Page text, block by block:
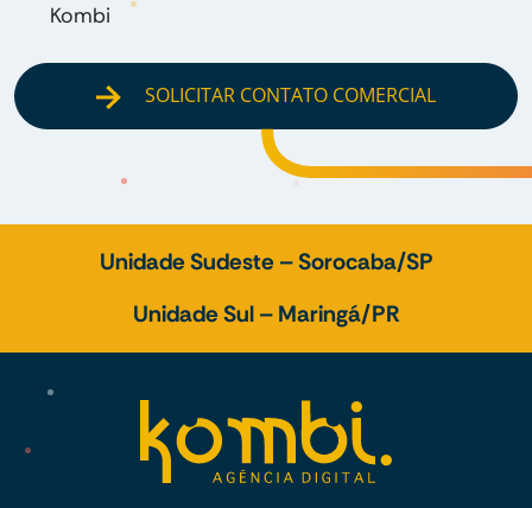
Kombi
SOLICITAR CONTATO COMERCIAL
Unidade Sudeste – Sorocaba/SP
Unidade Sul – Maringá/PR